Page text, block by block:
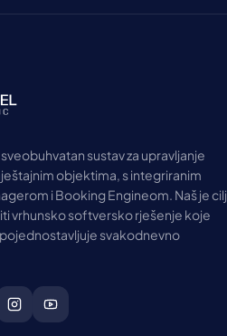
sustav za upravljanje
objektima, s integriranim
i Booking Engineom. Naš je cilj
vrhunsko softversko rješenje koje
svakodnevno